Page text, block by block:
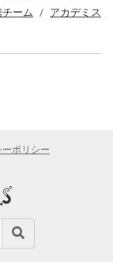
ーム
アカデミス
ポリシー